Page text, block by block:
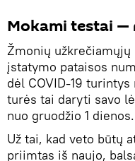
Mokami testai —
Žmonių
įstatymo pataisos
dėl COVID-19
turės tai daryti savo
nuo gruodžio 1 dienos.
Už tai, kad veto būtų
priimtas iš naujo,